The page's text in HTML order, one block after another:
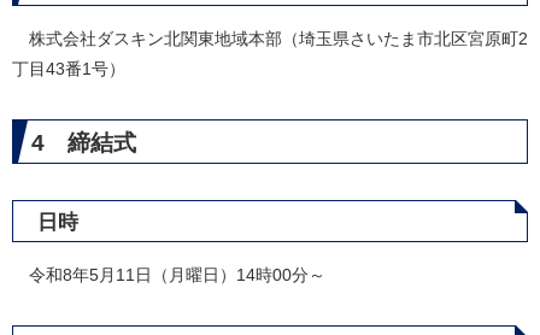
株式会社ダスキン北関東地域本部（埼玉県さいたま市北区宮原町2
丁目43番1号）
4 締結式
日時
令和8年5月11日（月曜日）14時00分～